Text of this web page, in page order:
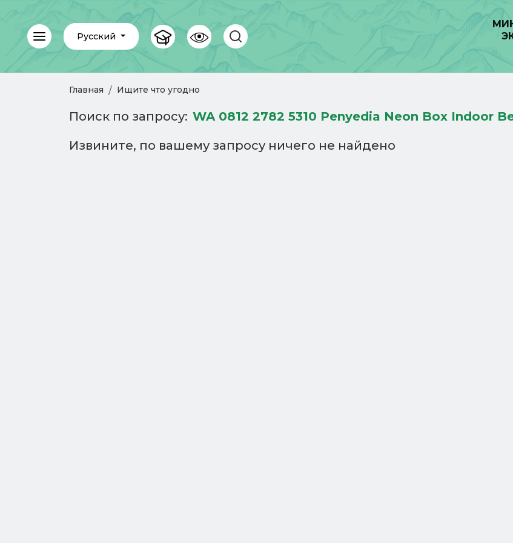
Русский
Главная Ищите что угодно
Поиск по запросу: WA 0812 2782 5310 Penyedia Neon Box Indoor
Извините, по вашему запросу ничего не найдено